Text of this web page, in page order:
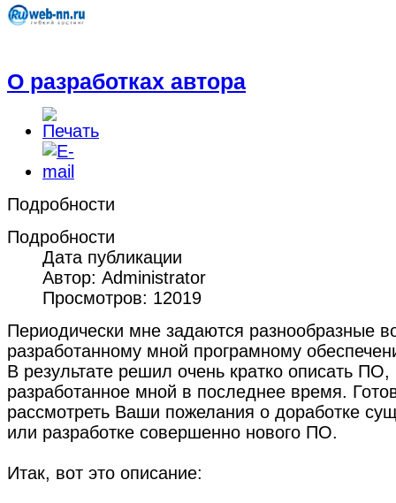
О разработках автора
Подробности
Подробности
Дата публикации
Автор: Administrator
Просмотров: 12019
Периодически мне задаются разнообразные
разработанному мной програмному
В результате решил очень кратко описать ПО,
разработанное мной в последнее время.
рассмотреть Ваши пожелания о доработке
или разработке совершенно нового ПО.
Итак, вот это описание: